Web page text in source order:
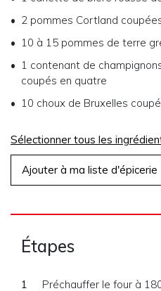
2 pommes Cortland
10 à 15 pommes de terre
1 contenant de
coupés en quatre
10 choux de Bruxelles
Sélectionner tous les
Ajouter à ma liste d'épicerie
Étapes
Préchauffer le four à